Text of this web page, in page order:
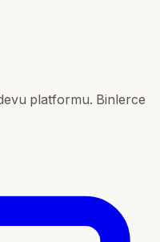
platformu. Binlerce